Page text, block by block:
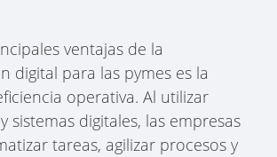
ventajas de la
digital para las pymes es la
operativa. Al utilizar
sistemas digitales, las empresas
tareas, agilizar procesos y